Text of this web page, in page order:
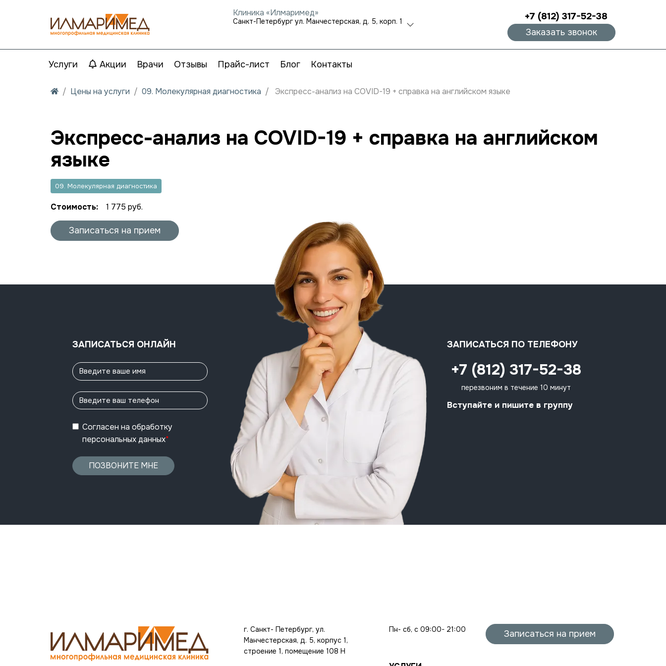
Клиника «Илмаримед»
Санкт-Петербург ул. Манчестерская, д. 5, корп. 1 +7 (812) 317-52-38
Заказать звонок
Услуги Акции Врачи Отзывы Прайс-лист Блог Контакты
Цены на услуги 09. Молекулярная диагностика Экспресс-анализ на COVID-19 + справка на английском языке
Экспресс-анализ на COVID-19 + справка на английском
языке
09. Молекулярная диагностика
Стоимость: 1 775 руб.
Записаться на прием
ЗАПИСАТЬСЯ ОНЛАЙН
Согласен на обработку
персональных данных*
ПОЗВОНИТЕ МНЕ
ЗАПИСАТЬСЯ ПО ТЕЛЕФОНУ
+7 (812) 317-52-38
перезвоним в течение 10 минут
Вступайте и пишите в группу
г. Санкт- Петербург, ул.
Манчестерская, д. 5, корпус 1,
строение 1, помещение 108 Н
Пн- сб, с 09:00- 21:00 Записаться на прием